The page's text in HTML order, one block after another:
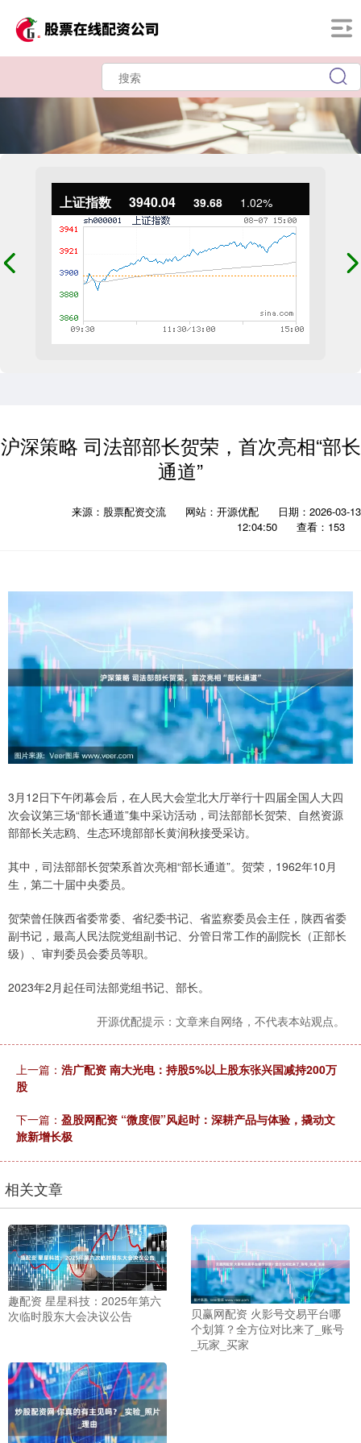
上证指数 3940.04 39.68 1.02%
沪深策略 司法部部长贺荣，首次亮相“部长
通道”
来源：股票配资交流 网站：开源优配
日期：2026-03-13
12:04:50
查看：153
3月12日下午闭幕会后，在人民大会堂北大厅举行十四届全国人大四
次会议第三场“部长通道”集中采访活动，司法部部长贺荣、自然资源
部部长关志鸥、生态环境部部长黄润秋接受采访。
其中，司法部部长贺荣系首次亮相“部长通道”。贺荣，1962年10月
生，第二十届中央委员。
贺荣曾任陕西省委常委、省纪委书记、省监察委员会主任，陕西省委
副书记，最高人民法院党组副书记、分管日常工作的副院长（正部长
级）、审判委员会委员等职。
2023年2月起任司法部党组书记、部长。
开源优配提示：文章来自网络，不代表本站观点。
上一篇： 浩广配资 南大光电：持股5%以上股东张兴国减持200万
股
下一篇： 盈股网配资 “微度假”风起时：深耕产品与体验，撬动文
旅新增长极
相关文章
趣配资 星星科技：2025年第六
次临时股东大会决议公告
贝赢网配资 火影号交易平台哪
个划算？全方位对比来了_账号
_玩家_买家